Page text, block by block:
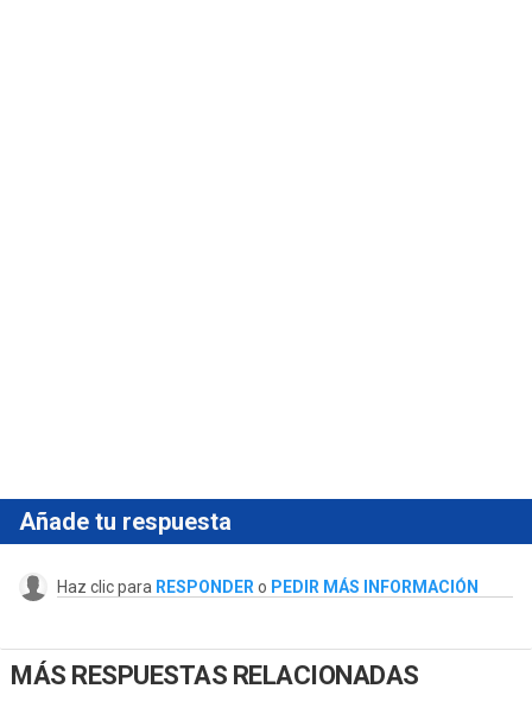
Añade tu respuesta
Haz clic para RESPONDER o PEDIR MÁS INFORMACIÓN
MÁS RESPUESTAS RELACIONADAS